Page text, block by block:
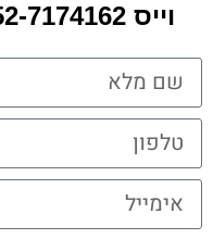
וייס 052-7174162 או השאירו פרטים